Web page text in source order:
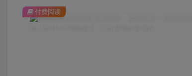
付费阅读